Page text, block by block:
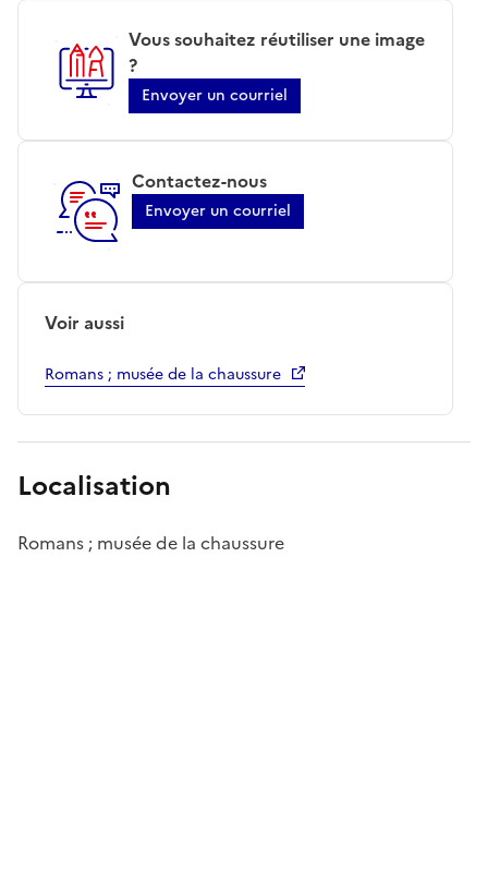
Vous souhaitez réutiliser une image
?
Envoyer un courriel
Contactez-nous
Envoyer un courriel
Voir aussi
Romans ; musée de la chaussure
Localisation
Romans ; musée de la chaussure